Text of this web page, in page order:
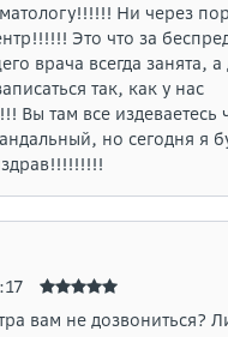
Ни через
Это что за
врача всегда занята, а
так, как у нас
Вы там все издеваетесь
но сегодня я
вам не дозвониться?